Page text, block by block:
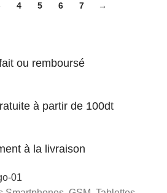
4 5 6 7 →
ou remboursé
à partir de 100dt
à la livraison